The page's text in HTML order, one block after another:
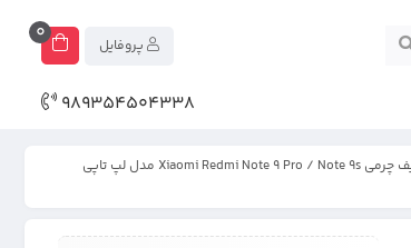
0
989354504338
کیف چرمی Xiaomi Redmi Note 9 Pro / Note 9s مدل لپ تاپی